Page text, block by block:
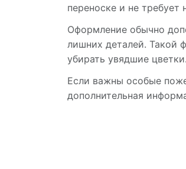
переноске и не требует
Оформление обычно
лишних деталей. Такой
убирать увядшие цветки.
Если важны особые
дополнительная